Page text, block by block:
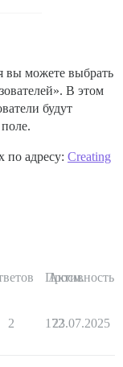
вы можете выбрать
В этом
будут
по адресу: Creating
Просм.
Активность
2 172
23.07.2025